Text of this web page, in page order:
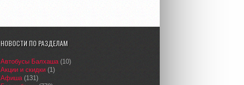
НОВОСТИ ПО РАЗДЕЛАМ
Автобусы Балхаша(10)
Акции и скидки (1)
Афиша(131)